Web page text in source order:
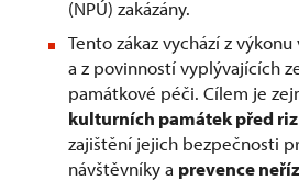
(NPÚ) zakázány.
Tento zákaz vychází z
a z povinností vyplývajících
památkové péči. Cílem je
kulturních památek před
zajištění jejich bezpečnosti
návštěvníky a prevence